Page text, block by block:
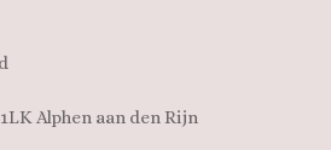
Alphen aan den Rijn